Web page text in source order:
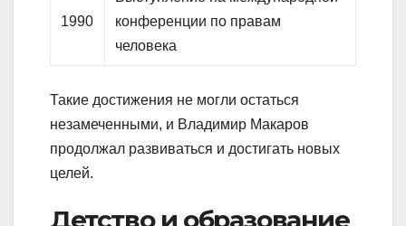
1990
конференции по правам
человека
Такие достижения не могли остаться
незамеченными, и Владимир Макаров
продолжал развиваться и достигать новых
целей.
Детство и образование